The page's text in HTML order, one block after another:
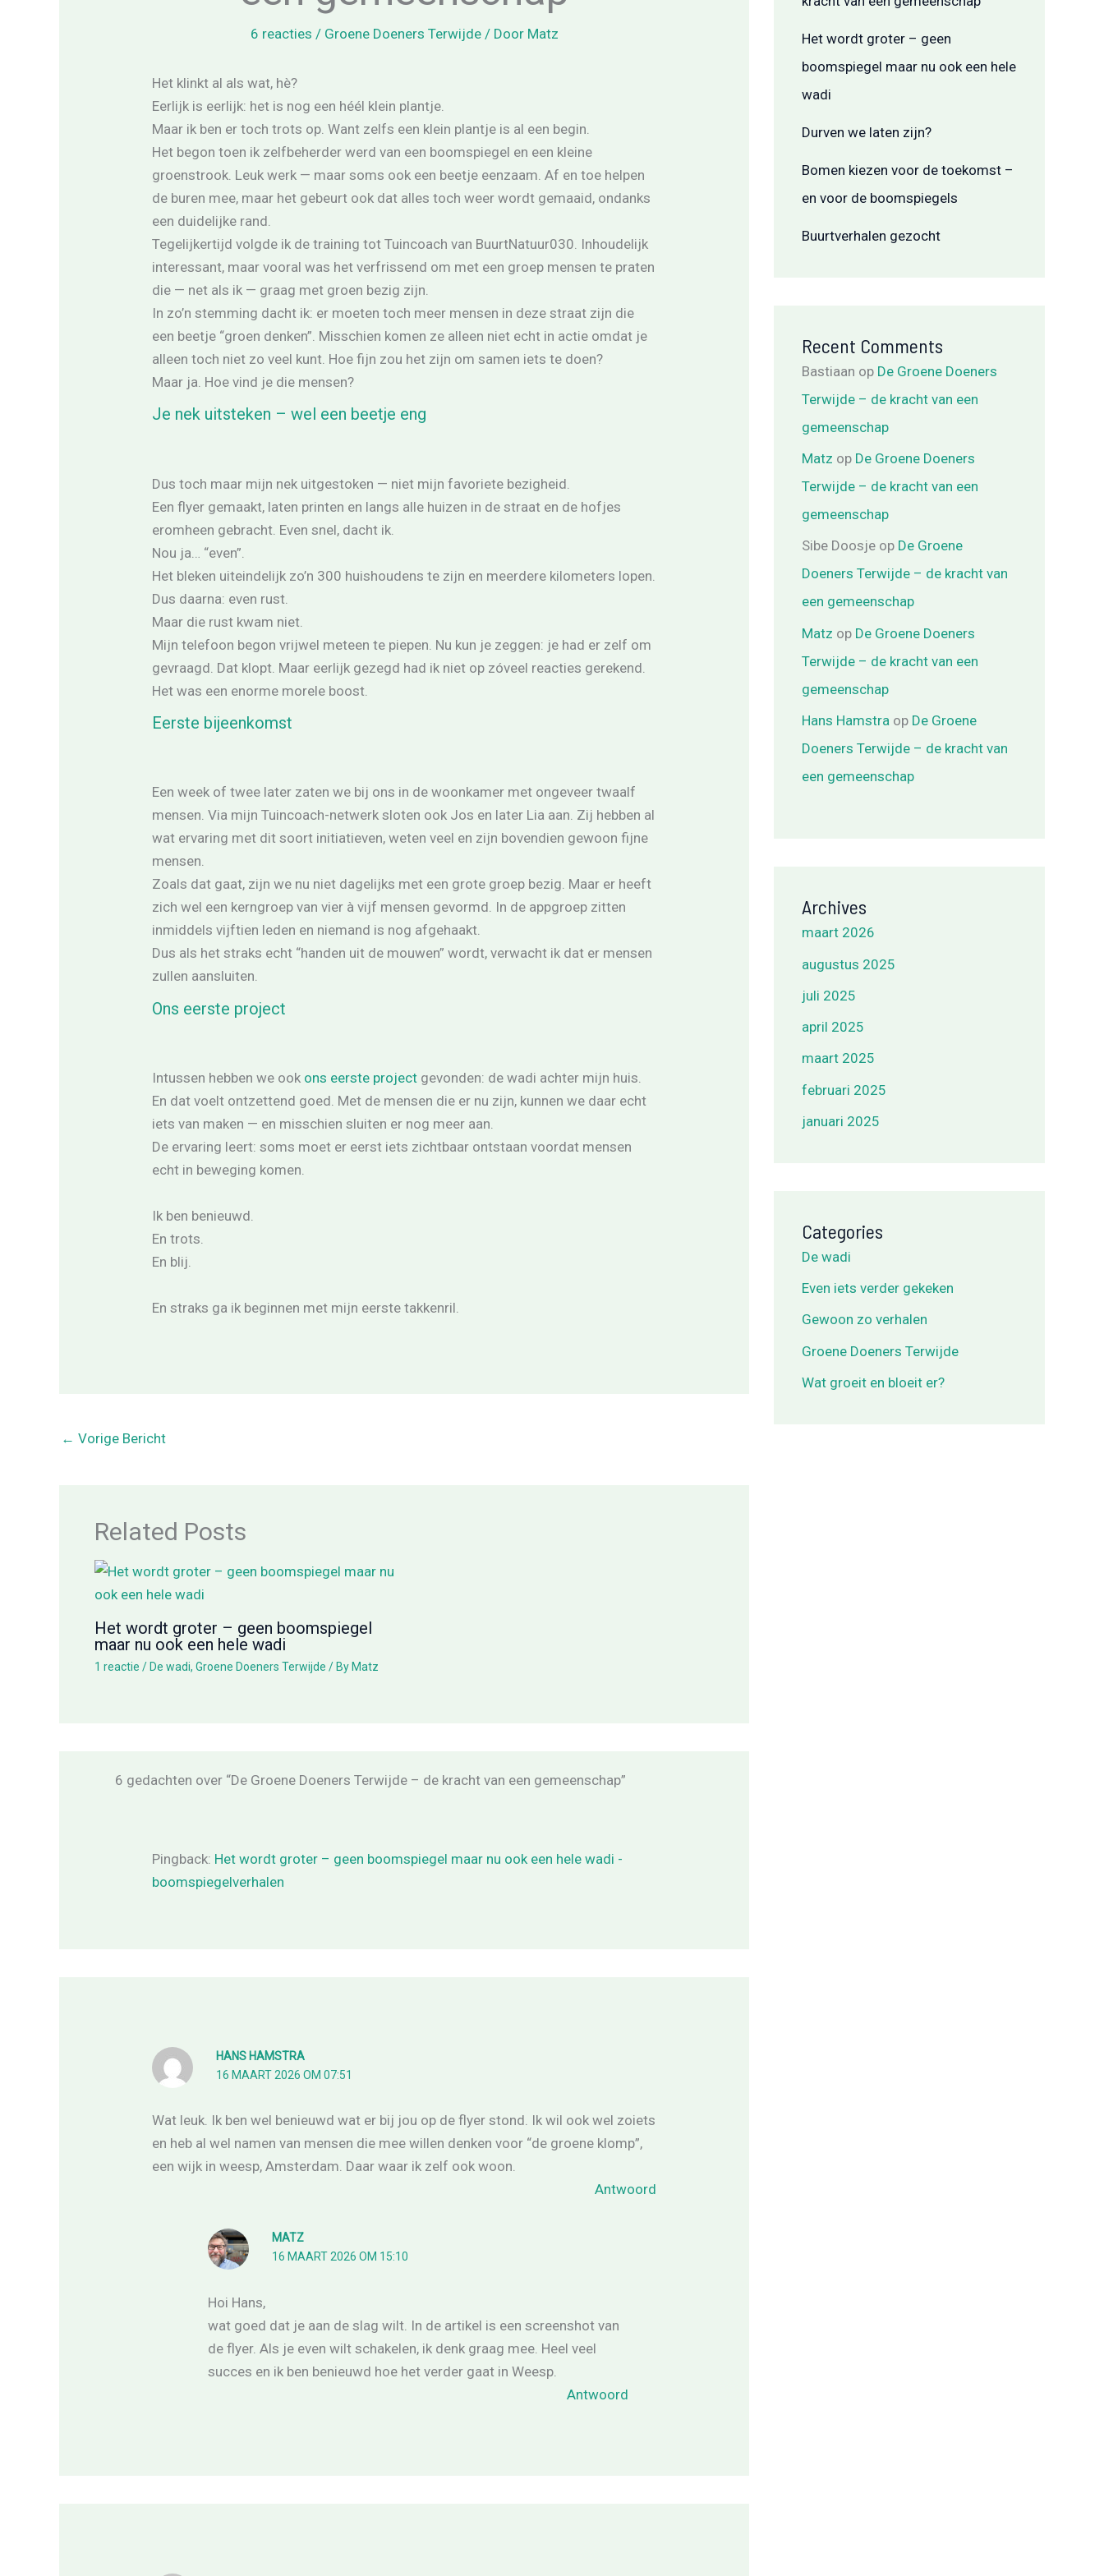
6 reacties / Groene Doeners Terwijde/ Door Matz
Het klinkt al als wat, hè?
Eerlijk is eerlijk: het is nog een héél klein plantje.
Maar ik ben er toch trots op. Want zelfs een klein plantje is al een begin.
Het begon toen ik zelfbeherder werd van een boomspiegel en een kleine
groenstrook. Leuk werk — maar soms ook een beetje eenzaam. Af en toe helpen
de buren mee, maar het gebeurt ook dat alles toch weer wordt gemaaid, ondanks
een duidelijke rand.
Tegelijkertijd volgde ik de training tot Tuincoach van BuurtNatuur030. Inhoudelijk
interessant, maar vooral was het verfrissend om met een groep mensen te praten
die — net als ik — graag met groen bezig zijn.
In zo’n stemming dacht ik: er moeten toch meer mensen in deze straat zijn die
een beetje “groen denken”. Misschien komen ze alleen niet echt in actie omdat je
alleen toch niet zo veel kunt. Hoe fijn zou het zijn om samen iets te doen?
Maar ja. Hoe vind je die mensen?
Je nek uitsteken – wel een beetje eng
Dus toch maar mijn nek uitgestoken — niet mijn favoriete bezigheid.
Een flyer gemaakt, laten printen en langs alle huizen in de straat en de hofjes
eromheen gebracht. Even snel, dacht ik.
Nou ja… “even”.
Het bleken uiteindelijk zo’n 300 huishoudens te zijn en meerdere kilometers lopen.
Dus daarna: even rust.
Maar die rust kwam niet.
Mijn telefoon begon vrijwel meteen te piepen. Nu kun je zeggen: je had er zelf om
gevraagd. Dat klopt. Maar eerlijk gezegd had ik niet op zóveel reacties gerekend.
Het was een enorme morele boost.
Eerste bijeenkomst
Een week of twee later zaten we bij ons in de woonkamer met ongeveer twaalf
mensen. Via mijn Tuincoach-netwerk sloten ook Jos en later Lia aan. Zij hebben al
wat ervaring met dit soort initiatieven, weten veel en zijn bovendien gewoon fijne
mensen.
Zoals dat gaat, zijn we nu niet dagelijks met een grote groep bezig. Maar er heeft
zich wel een kerngroep van vier à vijf mensen gevormd. In de appgroep zitten
inmiddels vijftien leden en niemand is nog afgehaakt.
Dus als het straks echt “handen uit de mouwen” wordt, verwacht ik dat er mensen
zullen aansluiten.
Ons eerste project
Intussen hebben we ook ons eerste project gevonden: de wadi achter mijn huis.
En dat voelt ontzettend goed. Met de mensen die er nu zijn, kunnen we daar echt
iets van maken — en misschien sluiten er nog meer aan.
De ervaring leert: soms moet er eerst iets zichtbaar ontstaan voordat mensen
echt in beweging komen.
Ik ben benieuwd.
En trots.
En blij.
En straks ga ik beginnen met mijn eerste takkenril.
← Vorige Bericht
Related Posts
Het wordt groter – geen boomspiegel
maar nu ook een hele wadi
1 reactie / De wadi, Groene Doeners Terwijde / By Matz
6 gedachten over “De Groene Doeners Terwijde – de kracht van een gemeenschap”
Pingback: Het wordt groter – geen boomspiegel maar nu ook een hele wadi -
boomspiegelverhalen
HANS HAMSTRA
16 MAART 2026 OM 07:51
Wat leuk. Ik ben wel benieuwd wat er bij jou op de flyer stond. Ik wil ook wel zoiets
en heb al wel namen van mensen die mee willen denken voor “de groene klomp”,
een wijk in weesp, Amsterdam. Daar waar ik zelf ook woon.
Antwoord
MATZ
16 MAART 2026 OM 15:10
Hoi Hans,
wat goed dat je aan de slag wilt. In de artikel is een screenshot van
de flyer. Als je even wilt schakelen, ik denk graag mee. Heel veel
succes en ik ben benieuwd hoe het verder gaat in Weesp.
Antwoord
Het wordt groter – geen
boomspiegel maar nu ook een hele
wadi
Durven we laten zijn?
Bomen kiezen voor de toekomst –
en voor de boomspiegels
Buurtverhalen gezocht
Recent Comments
Bastiaan op De Groene Doeners
Terwijde – de kracht van een
gemeenschap
Matz op De Groene Doeners
Terwijde – de kracht van een
gemeenschap
Sibe Doosje op De Groene
Doeners Terwijde – de kracht van
een gemeenschap
Matz op De Groene Doeners
Terwijde – de kracht van een
gemeenschap
Hans Hamstra op De Groene
Doeners Terwijde – de kracht van
een gemeenschap
Archives
maart 2026
augustus 2025
juli 2025
april 2025
maart 2025
februari 2025
januari 2025
Categories
De wadi
Even iets verder gekeken
Gewoon zo verhalen
Groene Doeners Terwijde
Wat groeit en bloeit er?